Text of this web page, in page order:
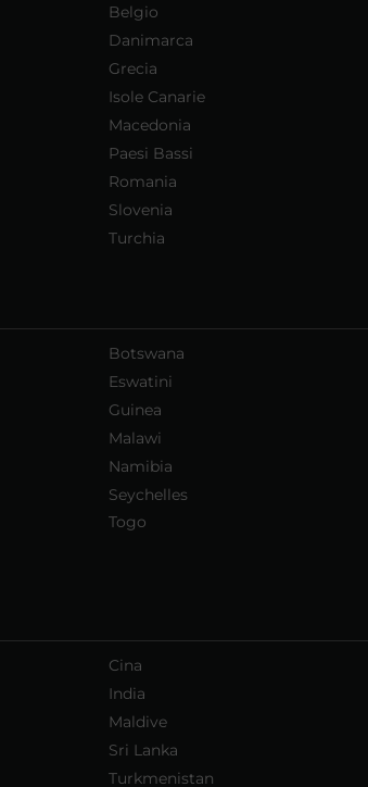
Belgio
Danimarca
Grecia
Isole Canarie
Macedonia
Paesi Bassi
Romania
Slovenia
Turchia
Botswana
Eswatini
Guinea
Malawi
Namibia
Seychelles
Togo
Cina
India
Maldive
Sri Lanka
Turkmenistan